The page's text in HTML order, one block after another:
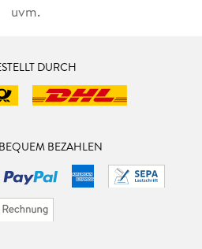
uvm.
DURCH
BEZAHLEN